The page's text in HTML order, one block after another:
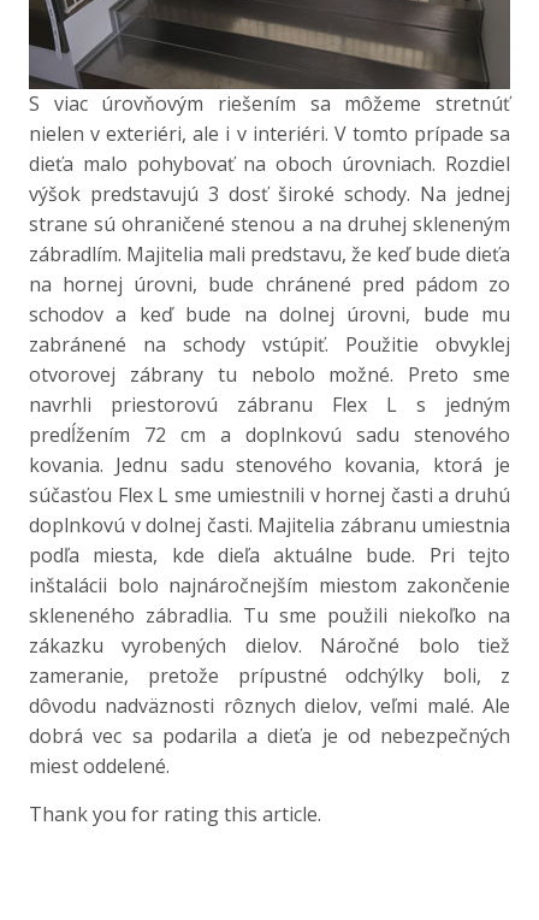
S viac úrovňovým riešením sa môžeme stretnúť
nielen v exteriéri, ale i v interiéri. V tomto prípade sa
dieťa malo pohybovať na oboch úrovniach. Rozdiel
výšok predstavujú 3 dosť široké schody. Na jednej
strane sú ohraničené stenou a na druhej skleneným
zábradlím. Majitelia mali predstavu, že keď bude dieťa
na hornej úrovni, bude chránené pred pádom zo
schodov a keď bude na dolnej úrovni, bude mu
zabránené na schody vstúpiť. Použitie obvyklej
otvorovej zábrany tu nebolo možné. Preto sme
navrhli priestorovú zábranu Flex L s jedným
predĺžením 72 cm a doplnkovú sadu stenového
kovania. Jednu sadu stenového kovania, ktorá je
súčasťou Flex L sme umiestnili v hornej časti a druhú
doplnkovú v dolnej časti. Majitelia zábranu umiestnia
podľa miesta, kde dieľa aktuálne bude. Pri tejto
inštalácii bolo najnáročnejším miestom zakončenie
skleneného zábradlia. Tu sme použili niekoľko na
zákazku vyrobených dielov. Náročné bolo tiež
zameranie, pretože prípustné odchýlky boli, z
dôvodu nadväznosti rôznych dielov, veľmi malé. Ale
dobrá vec sa podarila a dieťa je od nebezpečných
miest oddelené.
Thank you for rating this article.